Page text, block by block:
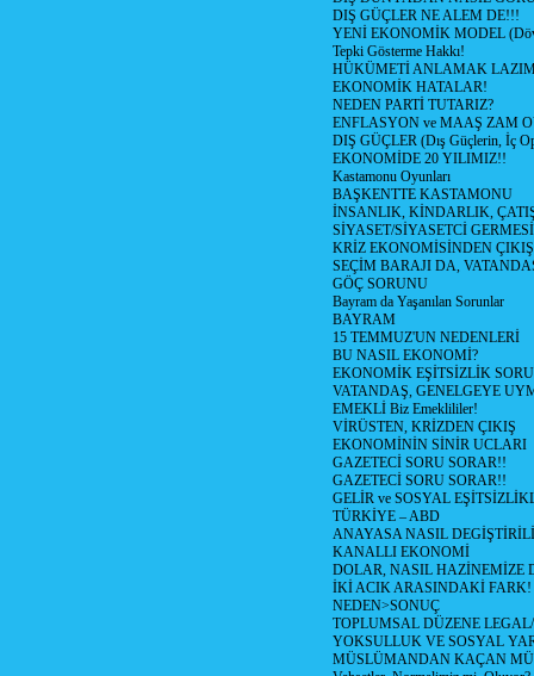
DIŞ GÜÇLER NE ALEM DE!!!
YENİ EKONOMİK MODEL
Tepki Gösterme Hakkı!
HÜKÜMETİ ANLAMAK
EKONOMİK HATALAR!
NEDEN PARTİ TUTARIZ?
ENFLASYON ve MAAŞ ZAM
DIŞ GÜÇLER (Dış Güçlerin, İç
EKONOMİDE 20 YILIMIZ!!
Kastamonu Oyunları
BAŞKENTTE KASTAMONU
İNSANLIK, KİNDARLIK,
SİYASET/SİYASETCİ
KRİZ EKONOMİSİNDEN ÇIKIŞ
SEÇİM BARAJI DA,
GÖÇ SORUNU
Bayram da Yaşanılan Sorunlar
BAYRAM
15 TEMMUZ'UN NEDENLERİ
BU NASIL EKONOMİ?
EKONOMİK EŞİTSİZLİK
VATANDAŞ, GENELGEYE
EMEKLİ Biz Emeklililer!
VİRÜSTEN, KRİZDEN ÇIKIŞ
EKONOMİNİN SİNİR UCLARI
GAZETECİ SORU SORAR!!
GAZETECİ SORU SORAR!!
GELİR ve SOSYAL
TÜRKİYE – ABD
ANAYASA NASIL
KANALLI EKONOMİ
DOLAR, NASIL HAZİNEMİZE
İKİ ACIK ARASINDAKİ FARK!
NEDEN>SONUÇ
TOPLUMSAL DÜZENE
YOKSULLUK VE SOSYAL
MÜSLÜMANDAN KAÇAN